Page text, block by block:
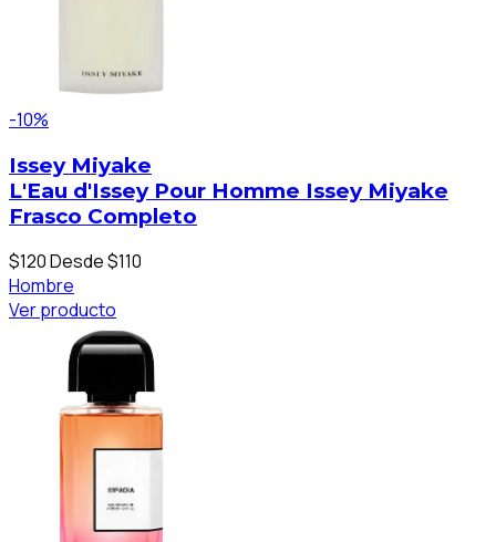
-10%
Issey Miyake
L'Eau d'Issey Pour Homme Issey Miyake
Frasco Completo
$120Desde $110
Hombre
Ver producto